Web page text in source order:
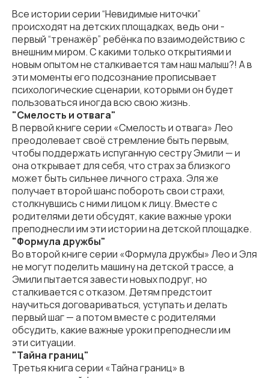
Все истории серии “Невидимые ниточки”
происходят на детских площадках, ведь они -
первый “тренажёр” ребёнка по взаимодействию с
внешним миром. С какими только открытиями и
новым опытом не сталкивается там наш малыш?! А в
эти моменты его подсознание прописывает
психологические сценарии, которыми он будет
пользоваться иногда всю свою жизнь.
"Смелость и отвага"
В первой книге серии «Смелость и отвага» Лео
преодолевает своё стремление быть первым,
чтобы поддержать испуганную сестру Эмили — и
она открывает для себя, что страх за близкого
может быть сильнее личного страха. Эля же
получает второй шанс побороть свои страхи,
столкнувшись с ними лицом к лицу. Вместе с
родителями дети обсудят, какие важные уроки
преподнесли им эти истории на детской площадке.
"Формула дружбы"
Во второй книге серии «Формула дружбы» Лео и Эля
не могут поделить машину на детской трассе, а
Эмили пытается завести новых подруг, но
сталкивается с отказом. Детям предстоит
научиться договариваться, уступать и делать
первый шаг — а потом вместе с родителями
обсудить, какие важные уроки преподнесли им
эти ситуации.
"Тайна границ"
Третья книга серии «Тайна границ» в